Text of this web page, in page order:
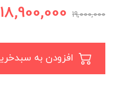
19,000,000
18,900,000